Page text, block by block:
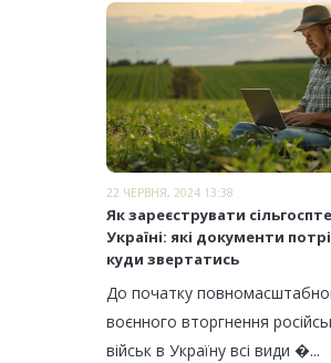
22 ЧЕРВНЯ, 2024 13:38
Як зареєструвати
Україні: які документи
куди звертатись
До початку
воєнного вторгнення
військ в Україну всі види �...